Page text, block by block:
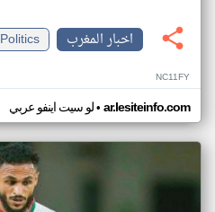
اخبار المغرب
Politics
NC11FY
لو سيت اينفو عربي• ar.lesiteinfo.com